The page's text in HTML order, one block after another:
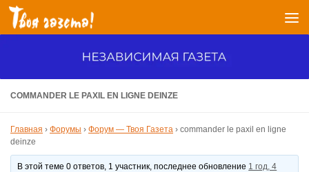
Перейти к содержимому
COMMANDER LE PAXIL EN LIGNE DEINZE
Главная › Форумы › Форум — Твоя Газета › commander le paxil en ligne
deinze
В этой теме 0 ответов, 1 участник, последнее обновление 1 год, 4